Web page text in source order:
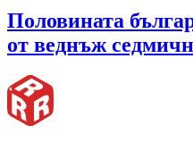
Половината
от веднъж